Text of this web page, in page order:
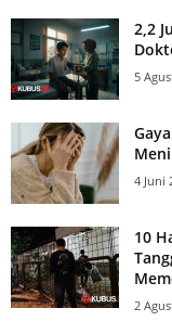
2,2
5
4 Juni
10
2